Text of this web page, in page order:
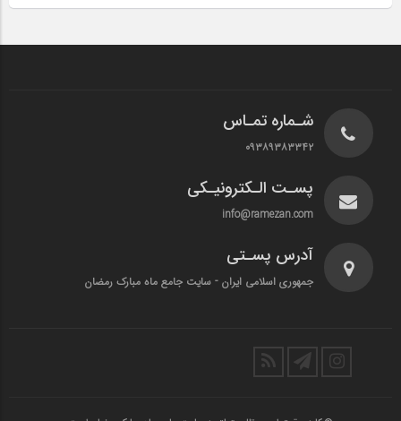
شـماره تمـاس
۰۹۳۸۹۳۸۳۳۴۲
پسـت الـکترونیـکی
info@ramezan.com
آدرس پسـتی
جمهوری اسلامی ایران - سایت جامع ماه مبارک رمضان